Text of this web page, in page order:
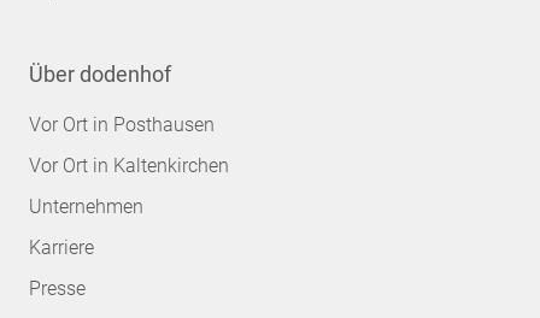
Über dodenhof
Vor Ort in Posthausen
Vor Ort in Kaltenkirchen
Unternehmen
Karriere
Presse